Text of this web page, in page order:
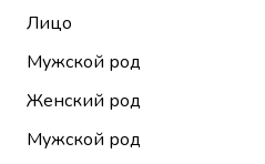
Лицо
Мужской род
Женский род
Мужской род